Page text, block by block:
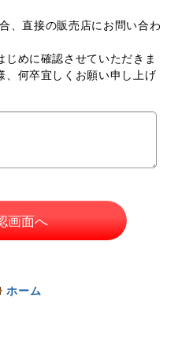
、直接の販売店にお問い合わ
めに確認させていただきま
、何卒宜しくお願い申し上げ
画面へ
ホーム